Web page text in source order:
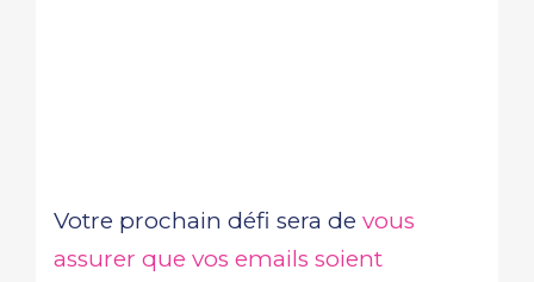
Votre prochain défi sera de vous
assurer que vos emails soient